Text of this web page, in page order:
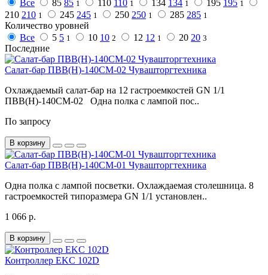
Все 85 85 1 110 110 1 134 134 1 195 195 1
210 210 1 245 245 1 250 250 1 285 285 1
Количество уровней
Все
5 5 1 10 10 2 12 12 1 20 20 3
Последние
Салат-бар ПВВ(Н)-140СМ-02 Чувашторгтехника
Охлаждаемый салат-бар на 12 гастроемкостей GN 1/1
ПВВ(Н)-140СМ-02 Одна полка с лампой пос..
По запросу
В корзину
Салат-бар ПВВ(Н)-140СМ-01 Чувашторгтехника
Одна полка с лампой посветки. Охлаждаемая столешница. 8
гастроемкостей типоразмера GN 1/1 установлен..
1 066 р.
В корзину
Контроллер EKC 102D